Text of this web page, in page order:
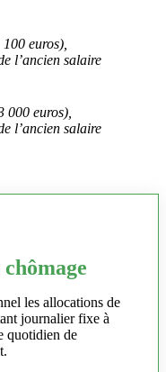
euros),
l’ancien salaire
000 euros),
l’ancien salaire
les allocations de
journalier fixe à
quotidien de